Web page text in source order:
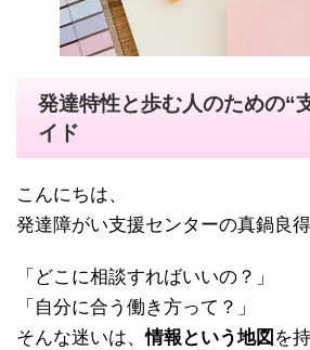
発達特性と歩む人のための“
イド
こんにちは、
発達障がい支援センターの真鍋良得
「どこに相談すればいいの？」
「自分に合う働き方って？」
そんな迷いは、情報という地図 を